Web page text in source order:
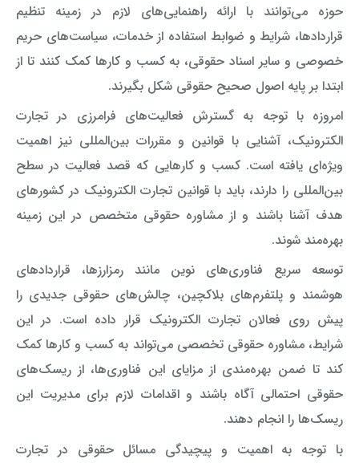
حوزه می‌توانند با ارائه راهنمایی‌های لازم در زمینه تنظیم
قراردادها، شرایط و ضوابط استفاده از خدمات، سیاست‌های حریم
خصوصی و سایر اسناد حقوقی، به کسب و کارها کمک کنند تا از
ابتدا بر پایه اصول صحیح حقوقی شکل بگیرند.
امروزه با توجه به گسترش فعالیت‌های فرامرزی در تجارت
الکترونیک، آشنایی با قوانین و مقررات بین‌المللی نیز اهمیت
ویژه‌ای یافته است. کسب و کارهایی که قصد فعالیت در سطح
بین‌المللی را دارند، باید با قوانین تجارت الکترونیک در کشورهای
هدف آشنا باشند و از مشاوره حقوقی متخصص در این زمینه
بهره‌مند شوند.
توسعه سریع فناوری‌های نوین مانند رمزارزها، قراردادهای
هوشمند و پلتفرم‌های بلاکچین، چالش‌های حقوقی جدیدی را
پیش روی فعالان تجارت الکترونیک قرار داده است. در این
شرایط، مشاوره حقوقی تخصصی می‌تواند به کسب و کارها کمک
کند تا ضمن بهره‌مندی از مزایای این فناوری‌ها، از ریسک‌های
حقوقی احتمالی آگاه باشند و اقدامات لازم برای مدیریت این
ریسک‌ها را انجام دهند.
با توجه به اهمیت و پیچیدگی مسائل حقوقی در تجارت